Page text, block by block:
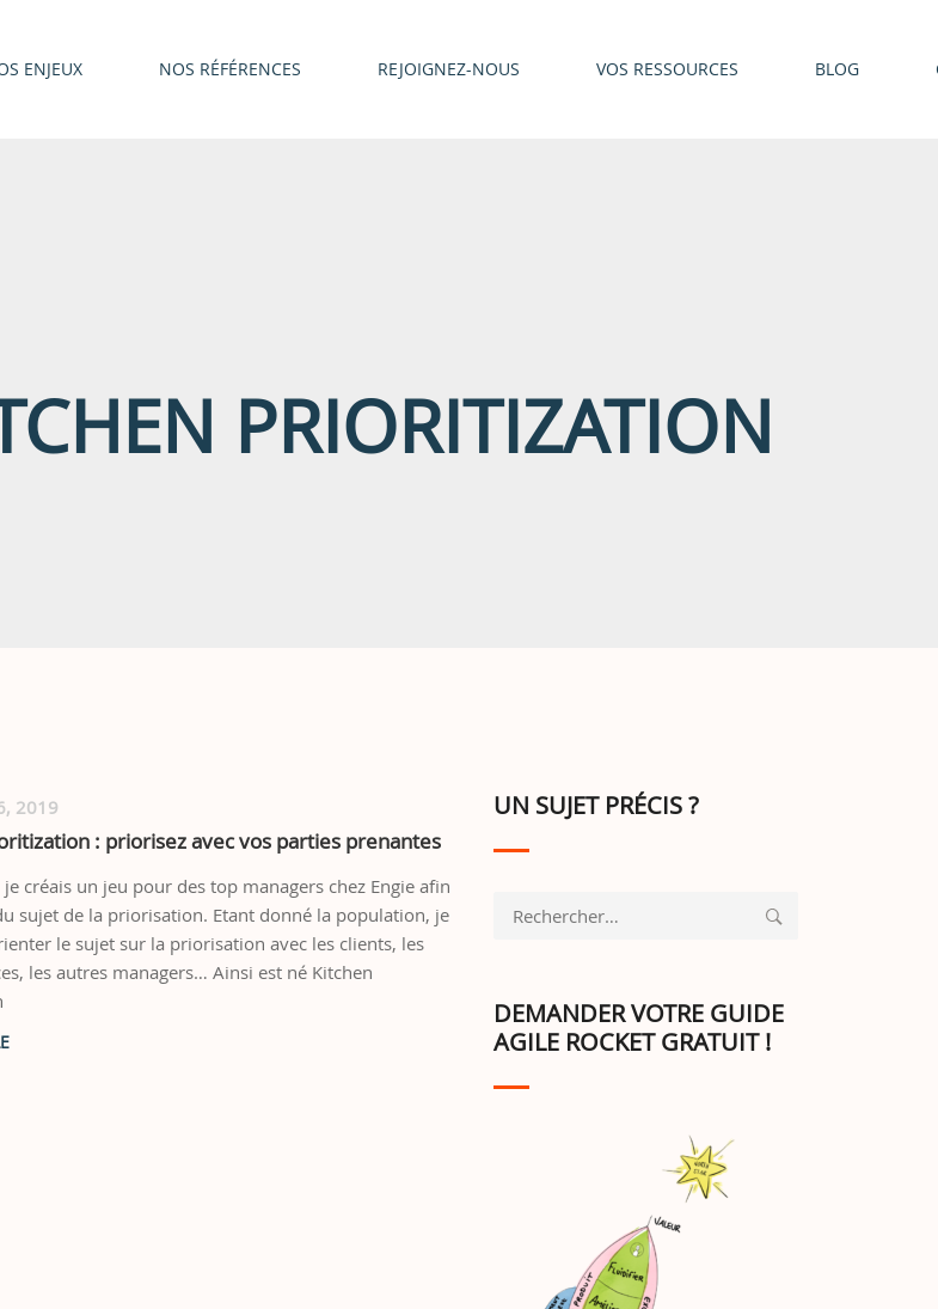
ENJEUX NOS RÉFÉRENCES REJOIGNEZ-NOUS VOS RESSOURCES BLOG
PRIORITIZATION
2019
: priorisez avec vos parties prenantes
créais un jeu pour des top managers chez Engie afin
sujet de la priorisation. Etant donné la population, je
le sujet sur la priorisation avec les clients, les
les autres managers… Ainsi est né Kitchen
UN SUJET PRÉCIS ?
Rechercher :
DEMANDER VOTRE GUIDE
AGILE ROCKET GRATUIT !